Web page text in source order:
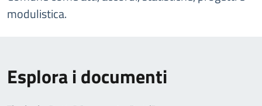
modulistica.
Esplora i documenti